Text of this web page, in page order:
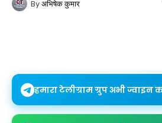
By अभिषेक कुमार
हमारा टेलीग्राम ग्रुप अभी ज्वाइन